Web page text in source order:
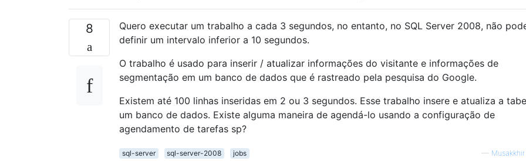
8
Quero executar um trabalho a cada 3 segundos, no entanto, no SQL Server 2008, não
definir um intervalo inferior a 10 segundos.
O trabalho é usado para inserir / atualizar informações do visitante e informações de
segmentação em um banco de dados que é rastreado pela pesquisa do Google.
Existem até 100 linhas inseridas em 2 ou 3 segundos. Esse trabalho insere e atualiza a
um banco de dados. Existe alguma maneira de agendá-lo usando a configuração de
agendamento de tarefas sp?
sql-server sql-server-2008 jobs —